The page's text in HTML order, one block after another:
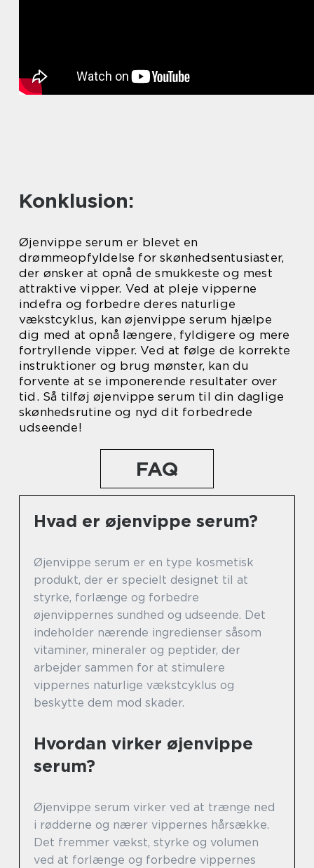
Konklusion:
Øjenvippe serum er blevet en
drømmeopfyldelse for skønhedsentusiaster,
der ønsker at opnå de smukkeste og mest
attraktive vipper. Ved at pleje vipperne
indefra og forbedre deres naturlige
vækstcyklus, kan øjenvippe serum hjælpe
dig med at opnå længere, fyldigere og mere
fortryllende vipper. Ved at følge de korrekte
instruktioner og brug mønster, kan du
forvente at se imponerende resultater over
tid. Så tilføj øjenvippe serum til din daglige
skønhedsrutine og nyd dit forbedrede
udseende!
FAQ
Hvad er øjenvippe serum?
Øjenvippe serum er en type kosmetisk
produkt, der er specielt designet til at
styrke, forlænge og forbedre
øjenvippernes sundhed og udseende. Det
indeholder nærende ingredienser såsom
vitaminer, mineraler og peptider, der
arbejder sammen for at stimulere
vippernes naturlige vækstcyklus og
beskytte dem mod skader.
Hvordan virker øjenvippe
serum?
Øjenvippe serum virker ved at trænge ned
i rødderne og nærer vippernes hårsække.
Det fremmer vækst, styrke og volumen
ved at forlænge og forbedre vippernes